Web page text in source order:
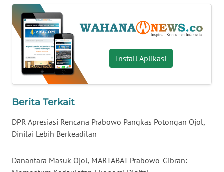
Install Aplikasi
Berita Terkait
DPR Apresiasi Rencana Prabowo Pangkas Potongan Ojol,
Dinilai Lebih Berkeadilan
Danantara Masuk Ojol, MARTABAT Prabowo-Gibran:
SUMBAR
WN
SUMSEL
WN
BENGKULU
LAMPUNG
WN
JATENG